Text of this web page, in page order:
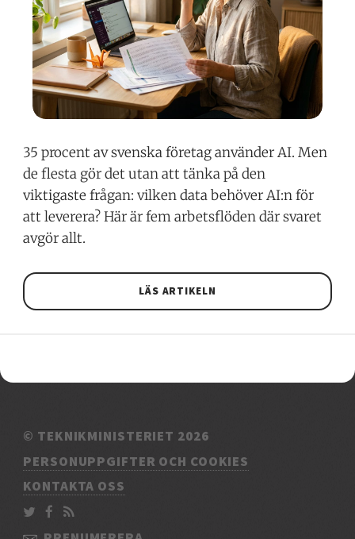
35 procent av svenska företag använder AI. Men
de flesta gör det utan att tänka på den
viktigaste frågan: vilken data behöver AI:n för
att leverera? Här är fem arbetsflöden där svaret
avgör allt.
LÄS ARTIKELN
© TEKNIKMINISTERIET 2026
PERSONUPPGIFTER OCH COOKIES
KONTAKTA OSS